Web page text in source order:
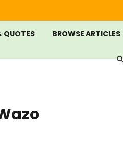
QUOTES BROWSE ARTICLES